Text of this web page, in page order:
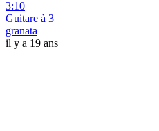
3:10
Guitare à 3
granata
il y a 19 ans